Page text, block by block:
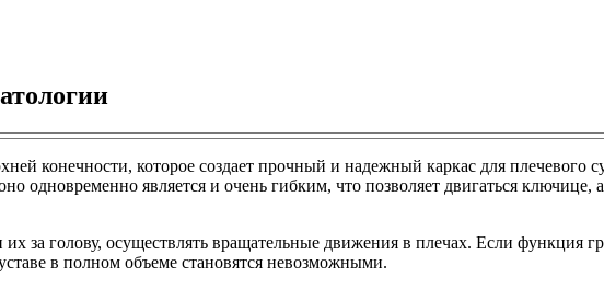
конечности, которое создает прочный и надежный каркас для плечевого
одновременно является и очень гибким, что позволяет двигаться ключице,
их за голову, осуществлять вращательные движения в плечах. Если функция
в полном объеме становятся невозможными.